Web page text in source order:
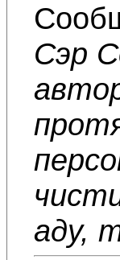
Сэр
аду,